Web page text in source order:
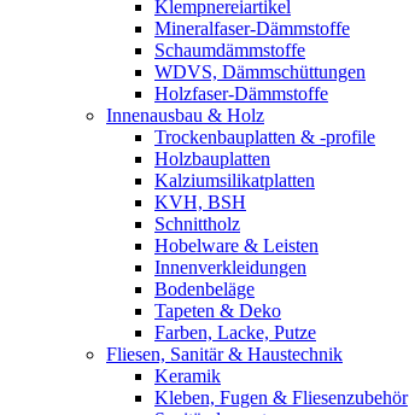
Klempnereiartikel
Mineralfaser-Dämmstoffe
Schaumdämmstoffe
WDVS, Dämmschüttungen
Holzfaser-Dämmstoffe
Innenausbau & Holz
Trockenbauplatten & -profile
Holzbauplatten
Kalziumsilikatplatten
KVH, BSH
Schnittholz
Hobelware & Leisten
Innenverkleidungen
Bodenbeläge
Tapeten & Deko
Farben, Lacke, Putze
Fliesen, Sanitär & Haustechnik
Keramik
Kleben, Fugen & Fliesenzubehör